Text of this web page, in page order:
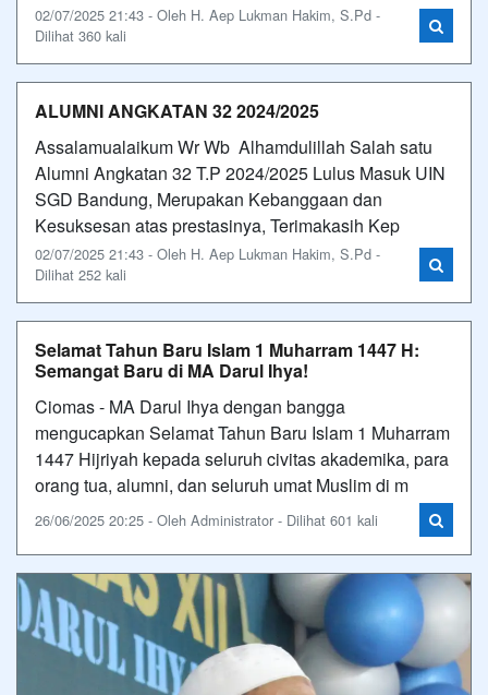
02/07/2025 21:43 - Oleh H. Aep Lukman Hakim, S.Pd -
Dilihat 360 kali
ALUMNI ANGKATAN 32 2024/2025
Assalamualaikum Wr Wb Alhamdulillah Salah satu
Alumni Angkatan 32 T.P 2024/2025 Lulus Masuk UIN
SGD Bandung, Merupakan Kebanggaan dan
Kesuksesan atas prestasinya, Terimakasih Kep
02/07/2025 21:43 - Oleh H. Aep Lukman Hakim, S.Pd -
Dilihat 252 kali
Selamat Tahun Baru Islam 1 Muharram 1447 H:
Semangat Baru di MA Darul Ihya!
Ciomas - MA Darul Ihya dengan bangga
mengucapkan Selamat Tahun Baru Islam 1 Muharram
1447 Hijriyah kepada seluruh civitas akademika, para
orang tua, alumni, dan seluruh umat Muslim di m
26/06/2025 20:25 - Oleh Administrator - Dilihat 601 kali